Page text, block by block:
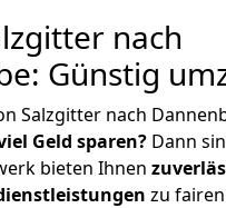
nach
Günstig
Salzgitter nach
Geld sparen? Dann
bieten Ihnen
zu